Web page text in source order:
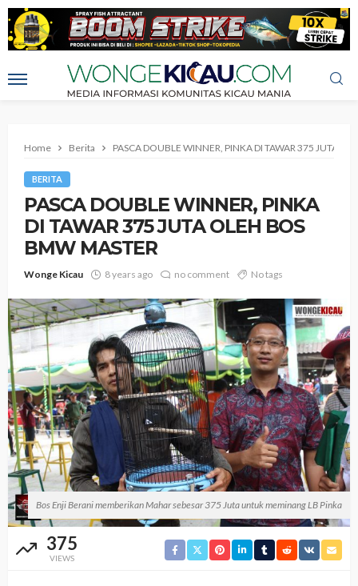
Home Berita PASCA DOUBLE WINNER, PINKA DI TAWAR 375 JUTA
BERITA
PASCA DOUBLE WINNER, PINKA
DI TAWAR 375 JUTA OLEH BOS
BMW MASTER
Wonge Kicau 8 years ago no comment No tags
Bos Enji Berani memberikan Mahar sebesar 375 Juta untuk meminang LB Pinka
375
VIEWS